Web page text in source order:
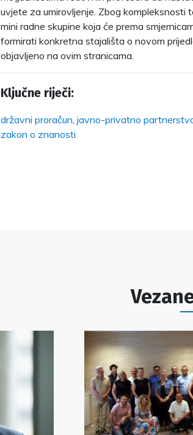
uvjete za umirovljenje. Zbog kompleksnosti
mini radne skupine koja će prema
formirati konkretna stajališta o novom
objavljeno na ovim stranicama.
Ključne riječi:
državni proračun, javno-privatno
zakon o znanosti